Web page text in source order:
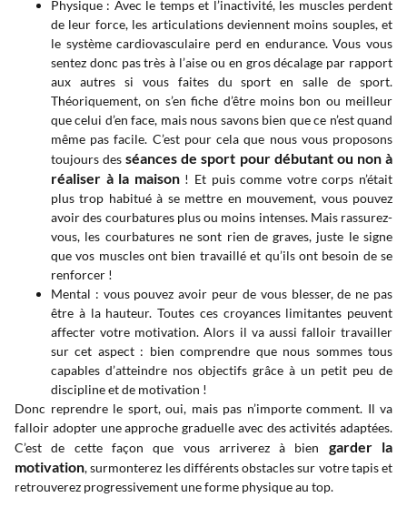
Physique : Avec le temps et l’inactivité, les muscles perdent
de leur force, les articulations deviennent moins souples, et
le système cardiovasculaire perd en endurance. Vous vous
sentez donc pas très à l’aise ou en gros décalage par rapport
aux autres si vous faites du sport en salle de sport.
Théoriquement, on s’en fiche d’être moins bon ou meilleur
que celui d’en face, mais nous savons bien que ce n’est quand
même pas facile. C’est pour cela que nous vous proposons
toujours desséances de sport pour débutant ou non à
réaliser à la maison! Et puis comme votre corps n’était
plus trop habitué à se mettre en mouvement, vous pouvez
avoir des courbatures plus ou moins intenses. Mais rassurez-
vous, les courbatures ne sont rien de graves, juste le signe
que vos muscles ont bien travaillé et qu’ils ont besoin de se
renforcer !
Mental : vous pouvez avoir peur de vous blesser, de ne pas
être à la hauteur. Toutes ces croyances limitantes peuvent
affecter votre motivation. Alors il va aussi falloir travailler
sur cet aspect : bien comprendre que nous sommes tous
capables d’atteindre nos objectifs grâce à un petit peu de
discipline et de motivation !
Donc reprendre le sport, oui, mais pas n’importe comment. Il va
falloir adopter une approche graduelle avec des activités adaptées.
C’est de cette façon que vous arriverez à bien garder la
motivation, surmonterez les différents obstacles sur votre tapis et
retrouverez progressivement une forme physique au top.